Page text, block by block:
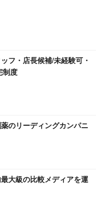
フ・店長候補/未経験可・
制度
のリーディングカンパニ
大級の比較メディアを運